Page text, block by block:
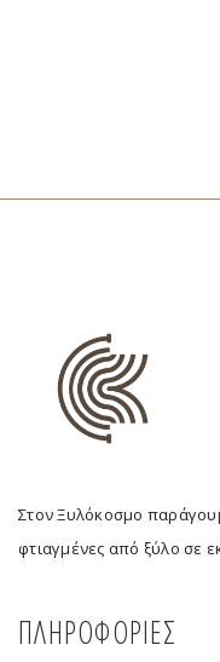
Στον Ξυλόκοσμο
φτιαγμένες από ξύλο σε
ΠΛΗΡΟΦΟΡΙΕΣ